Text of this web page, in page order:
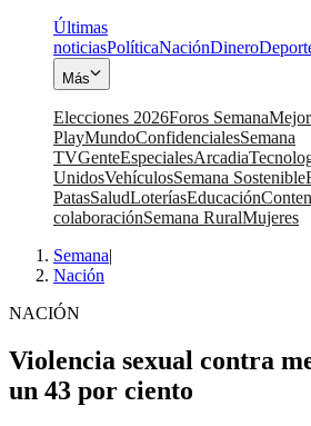
Últimas
noticiasPolíticaNaciónDinero
Más
Elecciones 2026Foros Semana
PlayMundoConfidencialesSemana
TVGenteEspecialesArcadia
UnidosVehículosSemana Sostenible
PatasSaludLoteríasEducación
colaboraciónSemana RuralMujeres
Semana|
Nación
NACIÓN
Violencia sexual contra
un 43 por ciento